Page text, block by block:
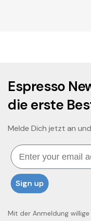
Espresso
die erste
Melde Dich jetzt an
Email
Sign up
Mit der Anmeldung